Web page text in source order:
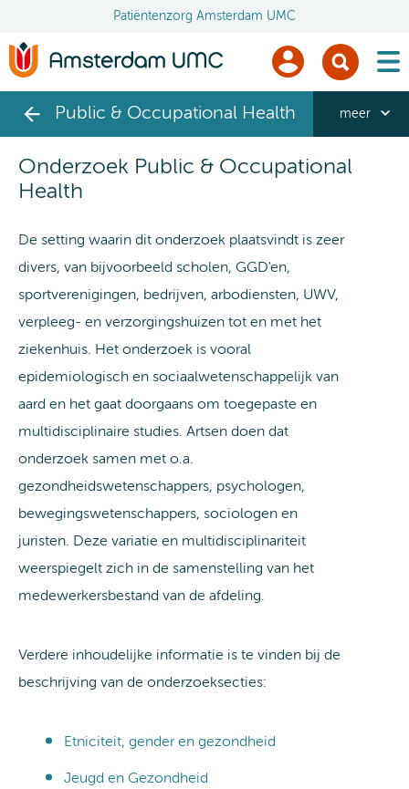
Patiëntenzorg Amsterdam UMC
Public & Occupational Health
Onderzoek Public & Occupational
Health
meer
De setting waarin dit onderzoek plaatsvindt is zeer
divers, van bijvoorbeeld scholen, GGD'en,
sportverenigingen, bedrijven, arbodiensten, UWV,
verpleeg- en verzorgingshuizen tot en met het
ziekenhuis. Het onderzoek is vooral
epidemiologisch en sociaalwetenschappelijk van
aard en het gaat doorgaans om toegepaste en
multidisciplinaire studies. Artsen doen dat
onderzoek samen met o.a.
gezondheidswetenschappers, psychologen,
bewegingswetenschappers, sociologen en
juristen. Deze variatie en multidisciplinariteit
weerspiegelt zich in de samenstelling van het
medewerkersbestand van de afdeling.
Verdere inhoudelijke informatie is te vinden bij de
beschrijving van de onderzoeksecties:
Etniciteit, gender en gezondheid
Jeugd en Gezondheid